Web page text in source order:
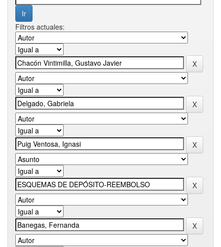
Filtros actuales: